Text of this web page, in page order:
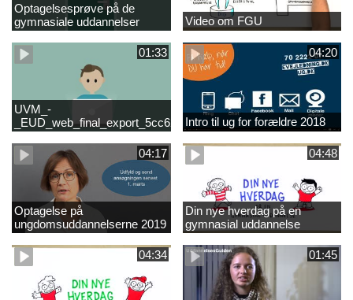
Optagelsesprøve på de
gymnasiale uddannelser
Video om FGU
01:33
UVM_-
04:20
Intro til ug for forældre 2018
04:17
Optagelse på
ungdomsuddannelserne 2019
04:48
Din nye hverdag på en
gymnasial uddannelse
04:34 01:45